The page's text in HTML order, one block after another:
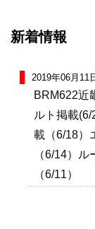
新着情報
2019年06月11
BRM622近
ルト掲載
載（6/18）
（6/14）
（6/11）